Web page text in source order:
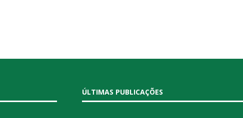
ÚLTIMAS PUBLICAÇÕES